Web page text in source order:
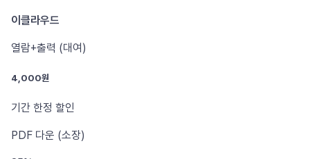
이클라우드
열람+출력 (대여)
4,000원
기간 한정 할인
PDF 다운 (소장)